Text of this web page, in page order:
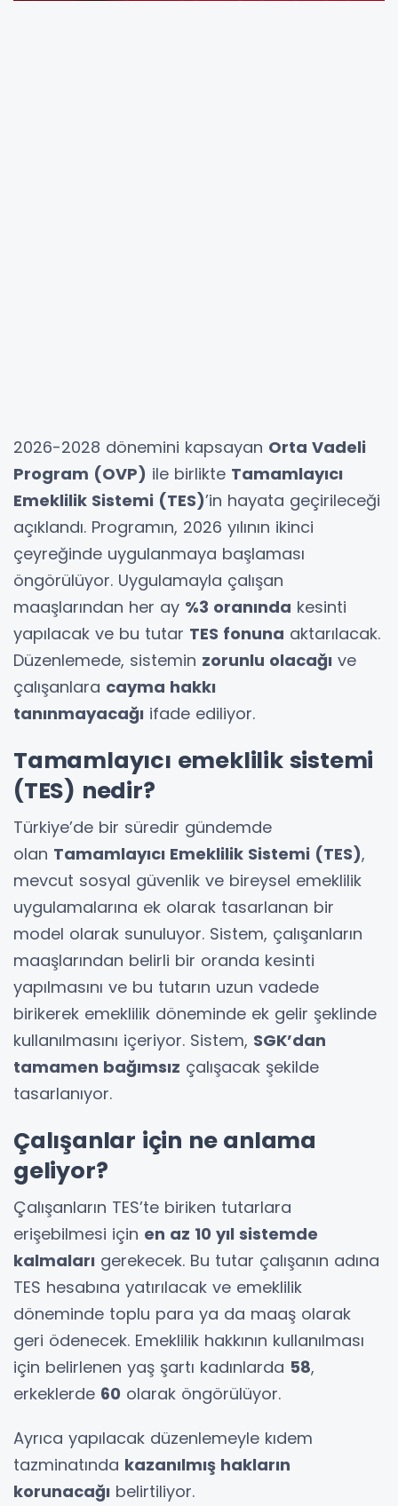
2026-2028 dönemini kapsayan Orta Vadeli
Program (OVP) ile birlikte Tamamlayıcı
Emeklilik Sistemi (TES)’in hayata geçirileceği
açıklandı. Programın, 2026 yılının ikinci
çeyreğinde uygulanmaya başlaması
öngörülüyor. Uygulamayla çalışan
maaşlarından her ay %3 oranında kesinti
yapılacak ve bu tutar TES fonuna aktarılacak.
Düzenlemede, sistemin zorunlu olacağı ve
çalışanlara cayma hakkı
tanınmayacağı ifade ediliyor.
Tamamlayıcı emeklilik sistemi
(TES) nedir?
Türkiye’de bir süredir gündemde
olan Tamamlayıcı Emeklilik Sistemi (TES),
mevcut sosyal güvenlik ve bireysel emeklilik
uygulamalarına ek olarak tasarlanan bir
model olarak sunuluyor. Sistem, çalışanların
maaşlarından belirli bir oranda kesinti
yapılmasını ve bu tutarın uzun vadede
birikerek emeklilik döneminde ek gelir şeklinde
kullanılmasını içeriyor. Sistem, SGK’dan
tamamen bağımsız çalışacak şekilde
tasarlanıyor.
Çalışanlar için ne anlama
geliyor?
Çalışanların TES’te biriken tutarlara
erişebilmesi için en az 10 yıl sistemde
kalmaları gerekecek. Bu tutar çalışanın adına
TES hesabına yatırılacak ve emeklilik
döneminde toplu para ya da maaş olarak
geri ödenecek. Emeklilik hakkının kullanılması
için belirlenen yaş şartı kadınlarda 58,
erkeklerde 60 olarak öngörülüyor.
Ayrıca yapılacak düzenlemeyle kıdem
tazminatında kazanılmış hakların
korunacağı belirtiliyor.